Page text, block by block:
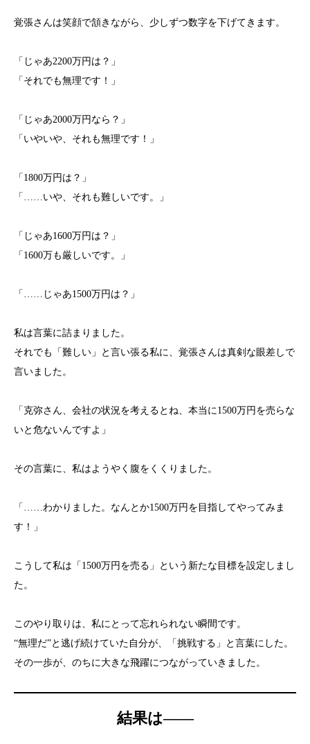
覚張さんは笑顔で頷きながら、少しずつ数字を下げてきます。
「じゃあ2200万円は？」
「それでも無理です！」
「じゃあ2000万円なら？」
「いやいや、それも無理です！」
「1800万円は？」
「……いや、それも難しいです。」
「じゃあ1600万円は？」
「1600万も厳しいです。」
「……じゃあ1500万円は？」
私は言葉に詰まりました。
それでも「難しい」と言い張る私に、覚張さんは真剣な眼差しで
言いました。
「克弥さん、会社の状況を考えるとね、本当に1500万円を売らな
いと危ないんですよ」
その言葉に、私はようやく腹をくくりました。
「……わかりました。なんとか1500万円を目指してやってみま
す！」
こうして私は「1500万円を売る」という新たな目標を設定しまし
た。
このやり取りは、私にとって忘れられない瞬間です。
“無理だ”と逃げ続けていた自分が、「挑戦する」と言葉にした。
その一歩が、のちに大きな飛躍につながっていきました。
結果は――